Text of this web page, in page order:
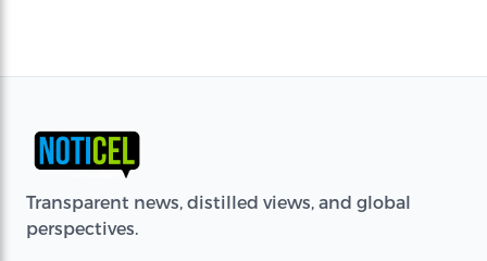
Transparent news, distilled views, and global
perspectives.